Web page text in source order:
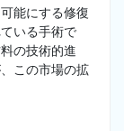
能にする修復
いる手術で
の技術的進
この市場の拡